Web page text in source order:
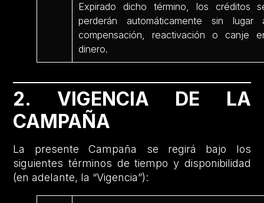
Expirado dicho término, los créditos
perderán automáticamente sin lugar
compensación, reactivación o canje
dinero.
2. VIGENCIA DE LA
CAMPAÑA
La presente Campaña se regirá bajo los
siguientes términos de tiempo y disponibilidad
(en adelante, la “Vigencia”):